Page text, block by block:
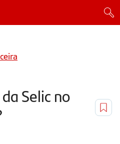
Selic no